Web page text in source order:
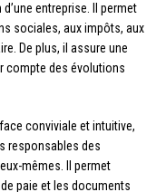
entreprise. Il permet
sociales, aux impôts, aux
De plus, il assure une
compte des évolutions
conviviale et intuitive,
responsables des
mêmes. Il permet
paie et les documents